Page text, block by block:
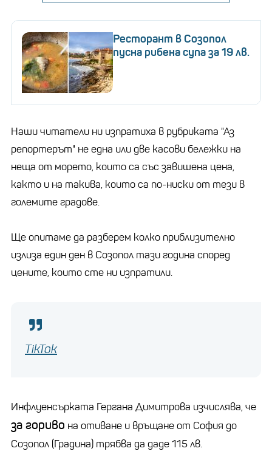
Ресторант в Созопол
пусна рибена супа за 19 лв.
Наши читатели ни изпратиха в рубриката "Аз
репортерът" не една или две касови бележки на
неща от морето, които са със завишена цена,
както и на такива, които са по-ниски от тези в
големите градове.
Ще опитаме да разберем колко приблизително
излиза един ден в Созопол тази година според
цените, които сте ни изпратили.
TikTok
Инфлуенсърката Гергана Димитрова изчислява, че
за гориво на отиване и връщане от София до
Созопол (Градина) трябва да даде 115 лв.